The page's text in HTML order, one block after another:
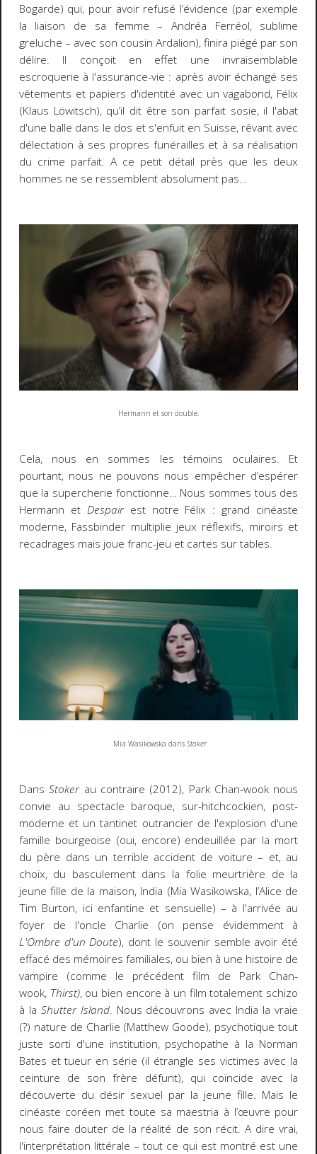
Bogarde) qui, pour avoir refusé l’évidence (par exemple
la liaison de sa femme – Andréa Ferréol, sublime
greluche – avec son cousin Ardalion), finira piégé par son
délire. Il conçoit en effet une invraisemblable
escroquerie à l'assurance-vie : après avoir échangé ses
vêtements et papiers d'identité avec un vagabond, Félix
(Klaus Löwitsch), qu’il dit être son parfait sosie, il l'abat
d'une balle dans le dos et s'enfuit en Suisse, rêvant avec
délectation à ses propres funérailles et à sa réalisation
du crime parfait. A ce petit détail près que les deux
hommes ne se ressemblent absolument pas…
Hermann et son double.
Cela, nous en sommes les témoins oculaires. Et
pourtant, nous ne pouvons nous empêcher d’espérer
que la supercherie fonctionne… Nous sommes tous des
Hermann et Despairest notre Félix : grand cinéaste
moderne, Fassbinder multiplie jeux réflexifs, miroirs et
recadrages mais joue franc-jeu et cartes sur tables.
Mia Wasikowska dans Stoker
DansStoker au contraire (2012), Park Chan-wook nous
convie au spectacle baroque, sur-hitchcockien, post-
moderne et un tantinet outrancier de l'explosion d'une
famille bourgeoise (oui, encore) endeuillée par la mort
du père dans un terrible accident de voiture – et, au
choix, du basculement dans la folie meurtrière de la
jeune fille de la maison, India (Mia Wasikowska, l’Alice de
Tim Burton, ici enfantine et sensuelle) – à l'arrivée au
foyer de l'oncle Charlie (on pense évidemment à
L'Ombre d'un Doute), dont le souvenir semble avoir été
effacé des mémoires familiales, ou bien à une histoire de
vampire (comme le précédent film de Park Chan-
wook, Thirst), ou bien encore à un film totalement schizo
à la Shutter Island. Nous découvrons avec India la vraie
(?) nature de Charlie (Matthew Goode), psychotique tout
juste sorti d'une institution, psychopathe à la Norman
Bates et tueur en série (il étrangle ses victimes avec la
ceinture de son frère défunt), qui coïncide avec la
découverte du désir sexuel par la jeune fille. Mais le
cinéaste coréen met toute sa maestria à l’œuvre pour
nous faire douter de la réalité de son récit. A dire vrai,
l'interprétation littérale – tout ce qui est montré est une